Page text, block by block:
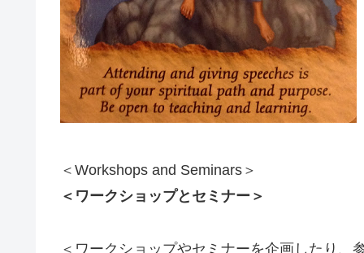
＜Workshops and Seminars＞
＜ワークショップとセミナー＞
＜ワークショップやセミナーを企画したり、